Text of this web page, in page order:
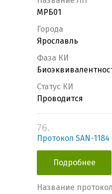
МРБ01
Города
Ярославль
Фаза КИ
Статус КИ
Проводится
76.
Протокол SAN-1184
Подробнее
Название